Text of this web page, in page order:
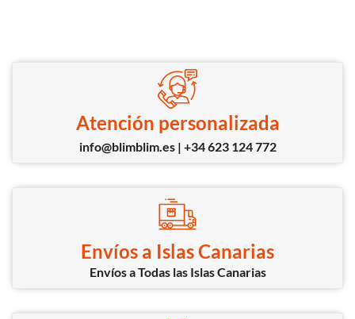
Atención personalizada
info@blimblim.es | +34 623 124 772
Envíos a Islas Canarias
Envíos a Todas las Islas Canarias